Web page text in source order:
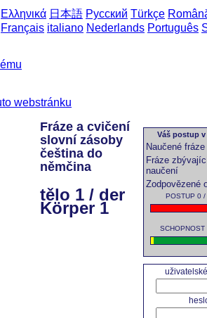
Ελληνικά 日本語 Русский Türkçe
Français italiano Nederlands Português
webstránku
Váš postup
Naučené fráze
Fráze
naučení
Zodpovězené
POSTUP 0
Fráze a cvičení
slovní zásoby
čeština do
němčina
tělo 1 / der
Körper 1